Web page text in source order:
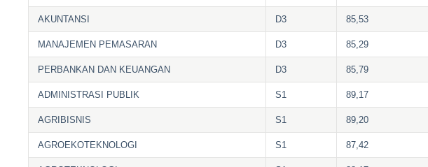
AKUNTANSI D3 85,53
MANAJEMEN PEMASARAN D3 85,29
PERBANKAN DAN KEUANGAN D3 85,79
ADMINISTRASI PUBLIK S1 89,17
AGRIBISNIS S1 89,20
AGROEKOTEKNOLOGI S1 87,42